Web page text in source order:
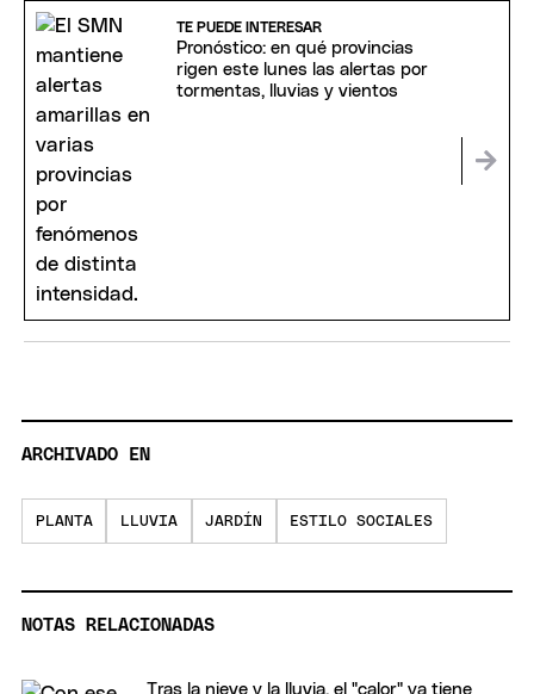
TE PUEDE INTERESAR
Pronóstico: en qué provincias
rigen este lunes las alertas por
tormentas, lluvias y vientos
ARCHIVADO EN
PLANTA LLUVIA JARDÍN ESTILO SOCIALES
NOTAS RELACIONADAS
Tras la nieve y la lluvia, el "calor" ya tiene